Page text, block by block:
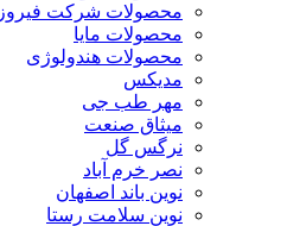
محصولات شرکت فیروز
محصولات مایا
محصولات هندولوژی
مدیکس
مهر طب جی
میثاق صنعت
نرگس گل
نصر خرم آباد
نوین باند اصفهان
نوین سلامت رستا